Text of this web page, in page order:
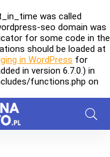
was called
seo domain was
for some code in the
should be loaded at
in WordPress for
in version 6.7.0.) in
functions.php on